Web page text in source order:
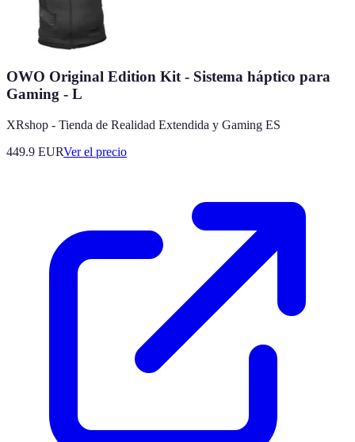
OWO Original Edition Kit - Sistema háptico para
Gaming - L
XRshop - Tienda de Realidad Extendida y Gaming ES
449.9 EURVer el precio